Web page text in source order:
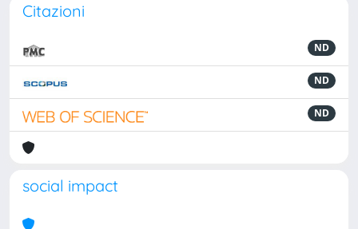
Citazioni
ND
ND
ND
social impact